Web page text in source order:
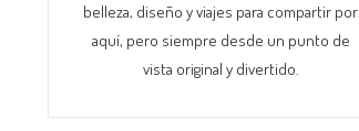
belleza, diseño y viajes para compartir por
aquí, pero siempre desde un punto de
vista original y divertido.